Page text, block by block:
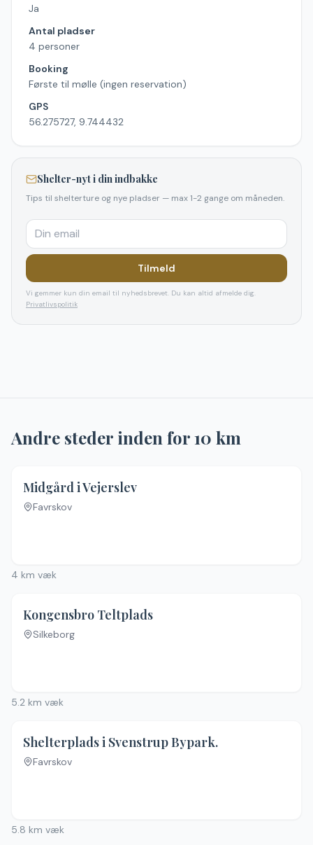
Ja
Antal pladser
4 personer
Booking
Første til mølle (ingen reservation)
GPS
56.275727, 9.744432
Shelter-nyt i din indbakke
Tips til shelterture og nye pladser — max 1-2 gange om måneden.
Tilmeld
Vi gemmer kun din email til nyhedsbrevet. Du kan altid afmelde dig.
Privatlivspolitik
Andre steder inden for10 km
Midgård i Vejerslev
Favrskov
4 km væk
Kongensbro Teltplads
Silkeborg
5.2 km væk
Shelterplads i Svenstrup Bypark.
Favrskov
5.8 km væk